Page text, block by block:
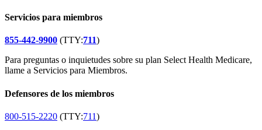
Servicios para miembros
855-442-9900 (TTY:711)
Para preguntas o inquietudes sobre su plan Select Health Medicare,
llame a Servicios para Miembros.
Defensores de los miembros
800-515-2220 (TTY:711)